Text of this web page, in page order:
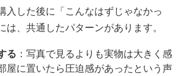
入した後に「こんなはずじゃなかっ
は、共通したパターンがあります。
る ：写真で見るよりも実物は大きく感
屋に置いたら圧迫感があったという声